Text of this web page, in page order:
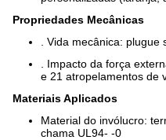
Propriedades Mecânicas
. Vida mecânica:
. Impacto da força
e 21 atropelamentos de
Materiais Aplicados
Material do invólucro:
chama UL94- -0